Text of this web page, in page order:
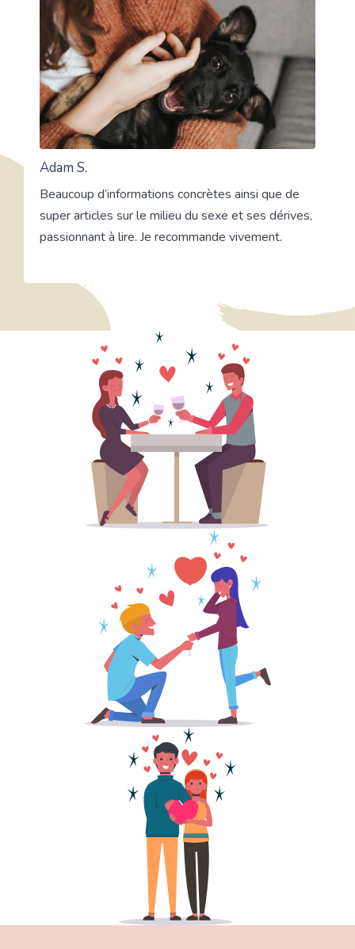
Adam S.
Beaucoup d’informations concrètes ainsi que de
super articles sur le milieu du sexe et ses dérives,
passionnant à lire. Je recommande vivement.